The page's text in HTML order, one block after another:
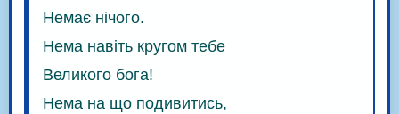
Немає нічого.
Нема навіть кругом тебе
Великого бога!
Нема на що подивитись,